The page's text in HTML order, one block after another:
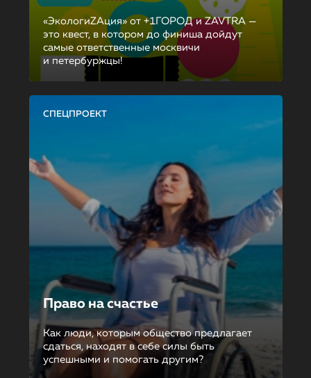
«ЭкологиZAция» от +1ГОРОД и ZAVTRA —
это квест, в котором до финиша дойдут
самые ответственные москвичи
и петербуржцы!
СПЕЦПРОЕКТ
Право на счастье
Как люди, которым общество предлагает
сдаться, находят в себе силы быть
успешными и помогать другим?